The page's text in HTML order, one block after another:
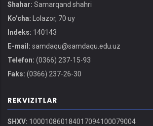
Shahar: Samarqand shahri
Ko'cha: Lolazor, 70 uy
Indeks: 140143
E-mail: samdaqu@samdaqu.edu.uz
Telefon: (0366) 237-15-93
Faks: (0366) 237-26-30
REKVIZITLAR
SHXV: 100010860184017094100079004